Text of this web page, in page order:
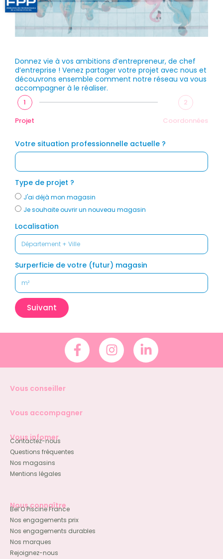
Donnez vie à vos ambitions d’entrepreneur, de chef
d’entreprise ! Venez partager votre projet avec nous et
découvrons ensemble comment notre réseau va vous
accompagner à le réaliser.
1
Projet
2
Coordonnées
Votre situation professionnelle actuelle ?
Type de projet ?
J'ai déjà mon magasin
Je souhaite ouvrir un nouveau magasin
Localisation
Surperficie de votre (futur) magasin
Suivant
Vous conseiller
Vous accompagner
Vous infomer
Contactez-nous
Questions fréquentes
Nos magasins
Mentions légales
Nous connaître
Bel’O Piscine France
Nos engagements prix
Nos engagements durables
Nos marques
Rejoignez-nous